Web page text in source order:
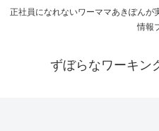
正社員になれないワーママあきぽんが
情報
ずぼらなワーキン